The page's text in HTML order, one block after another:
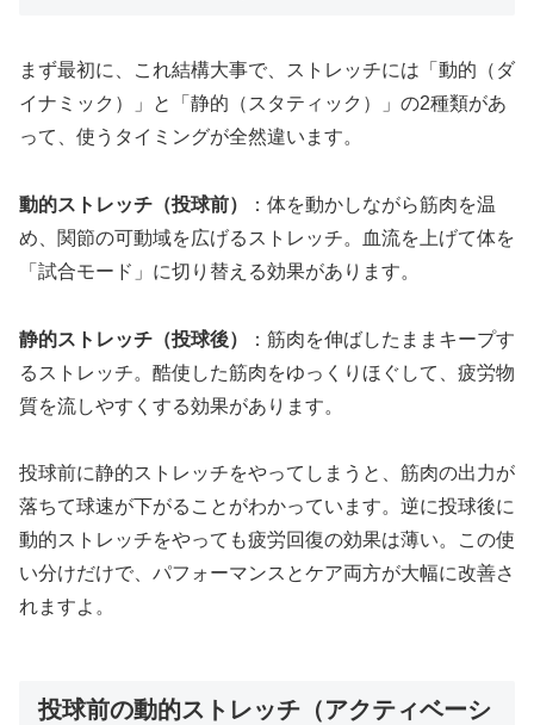
まず最初に、これ結構大事で、ストレッチには「動的（ダ
イナミック）」と「静的（スタティック）」の2種類があ
って、使うタイミングが全然違います。
動的ストレッチ（投球前）
：体を動かしながら筋肉を温
め、関節の可動域を広げるストレッチ。血流を上げて体を
「試合モード」に切り替える効果があります。
静的ストレッチ（投球後）
：筋肉を伸ばしたままキープす
るストレッチ。酷使した筋肉をゆっくりほぐして、疲労物
質を流しやすくする効果があります。
投球前に静的ストレッチをやってしまうと、筋肉の出力が
落ちて球速が下がることがわかっています。逆に投球後に
動的ストレッチをやっても疲労回復の効果は薄い。この使
い分けだけで、パフォーマンスとケア両方が大幅に改善さ
れますよ。
投球前の動的ストレッチ（アクティベーシ